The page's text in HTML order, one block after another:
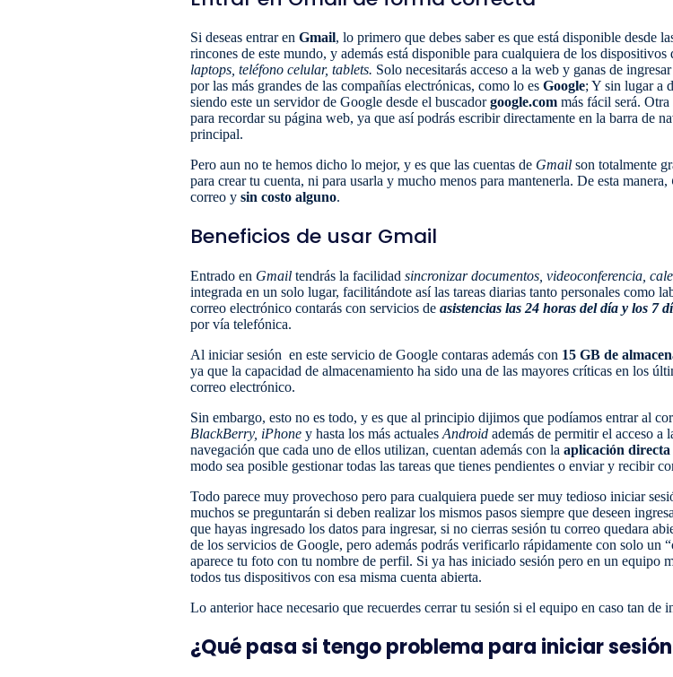
Si deseas entrar en Gmail, lo primero que debes saber es que está disponible desde
rincones de este mundo, y además está disponible para cualquiera de los dispositivos
laptops, teléfono celular, tablets. Solo necesitarás acceso a la web y ganas de
por las más grandes de las compañías electrónicas, como lo es Google; Y sin lugar a
siendo este un servidor de Google desde el buscadorgoogle.com más fácil será.
para recordar su página web, ya que así podrás escribir directamente en la barra de
principal.
Pero aun no te hemos dicho lo mejor, y es que las cuentas de Gmail son totalmente
para crear tu cuenta, ni para usarla y mucho menos para mantenerla. De esta manera,
correo y sin costo alguno.
Beneficios de usar Gmail
Entrado en Gmail tendrás la facilidad sincronizar documentos, videoconferencia,
integrada en un solo lugar, facilitándote así las tareas diarias tanto personales como
correo electrónico contarás con servicios de asistencias las 24 horas del día y los 7
por vía telefónica.
Al iniciar sesión en este servicio de Google contaras además con 15 GB de
ya que la capacidad de almacenamiento ha sido una de las mayores críticas en los
correo electrónico.
Sin embargo, esto no es todo, y es que al principio dijimos que podíamos entrar al
BlackBerry, iPhone y hasta los más actuales Android además de permitir el acceso a
navegación que cada uno de ellos utilizan, cuentan además con la aplicación directa
modo sea posible gestionar todas las tareas que tienes pendientes o enviar y recibir
Todo parece muy provechoso pero para cualquiera puede ser muy tedioso iniciar
muchos se preguntarán si deben realizar los mismos pasos siempre que deseen
que hayas ingresado los datos para ingresar, si no cierras sesión tu correo quedara
de los servicios de Google, pero además podrás verificarlo rápidamente con solo un
aparece tu foto con tu nombre de perfil. Si ya has iniciado sesión pero en un equipo
todos tus dispositivos con esa misma cuenta abierta.
Lo anterior hace necesario que recuerdes cerrar tu sesión si el equipo en caso tan
¿Qué pasa si tengo problema para iniciar